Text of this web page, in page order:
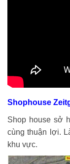
Shophouse
Shop house sở
cùng thuận lợi.
khu vực.